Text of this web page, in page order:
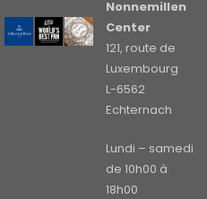
Nonnemillen
Center
121, route de
Luxembourg
L-6562
Echternach
Lundi – samedi
de 10h00 à
18h00